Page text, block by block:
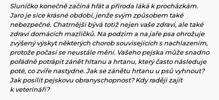
Sluníčko konečně začíná hřát a příroda láká k procházkám.
Jaro je sice krásné období, jenže svým způsobem také
nebezpečné. Chatrnější bývá totiž nejen vaše zdraví, ale také
zdraví domácích mazlíčků. Na podzim a na jaře psa ohrožuje
zvýšený výskyt některých chorob souvisejících s nachlazením,
protože počasí se neustále mění. Vašeho pejska může snadno
pořádně potrápit zánět hltanu a hrtanu, který často následuje
poté, co zvíře nastydne. Jak se zánětu hrtanu u psů vyhnout?
Jak posílit pejskovu obranyschopnost? Kdy raději zajít
k veterináři?